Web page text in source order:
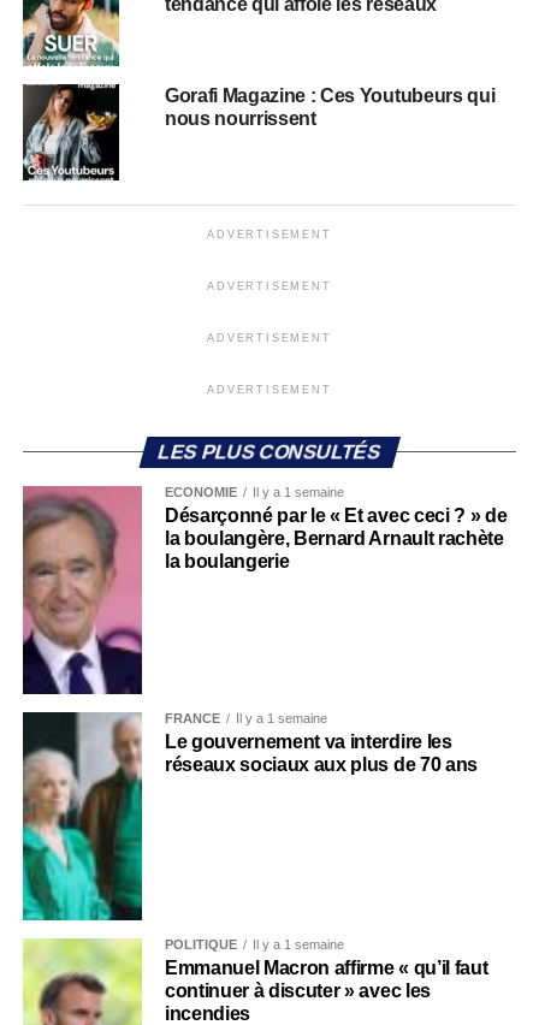
Gorafi Magazine : Ces Youtubeurs qui
nous nourrissent
ADVERTISEMENT
ADVERTISEMENT
ADVERTISEMENT
ADVERTISEMENT
LES PLUS CONSULTÉS
ECONOMIE Il y a 1 semaine
Désarçonné par le « Et avec ceci ? » de
la boulangère, Bernard Arnault rachète
la boulangerie
FRANCE Il y a 1 semaine
Le gouvernement va interdire les
réseaux sociaux aux plus de 70 ans
POLITIQUE Il y a 1 semaine
Emmanuel Macron affirme « qu’il faut
continuer à discuter » avec les
incendies